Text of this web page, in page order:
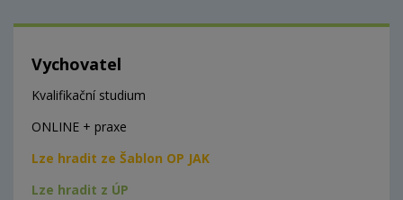
Vychovatel
Kvalifikační studium
ONLINE + praxe
Lze hradit ze Šablon OP JAK
Lze hradit z ÚP